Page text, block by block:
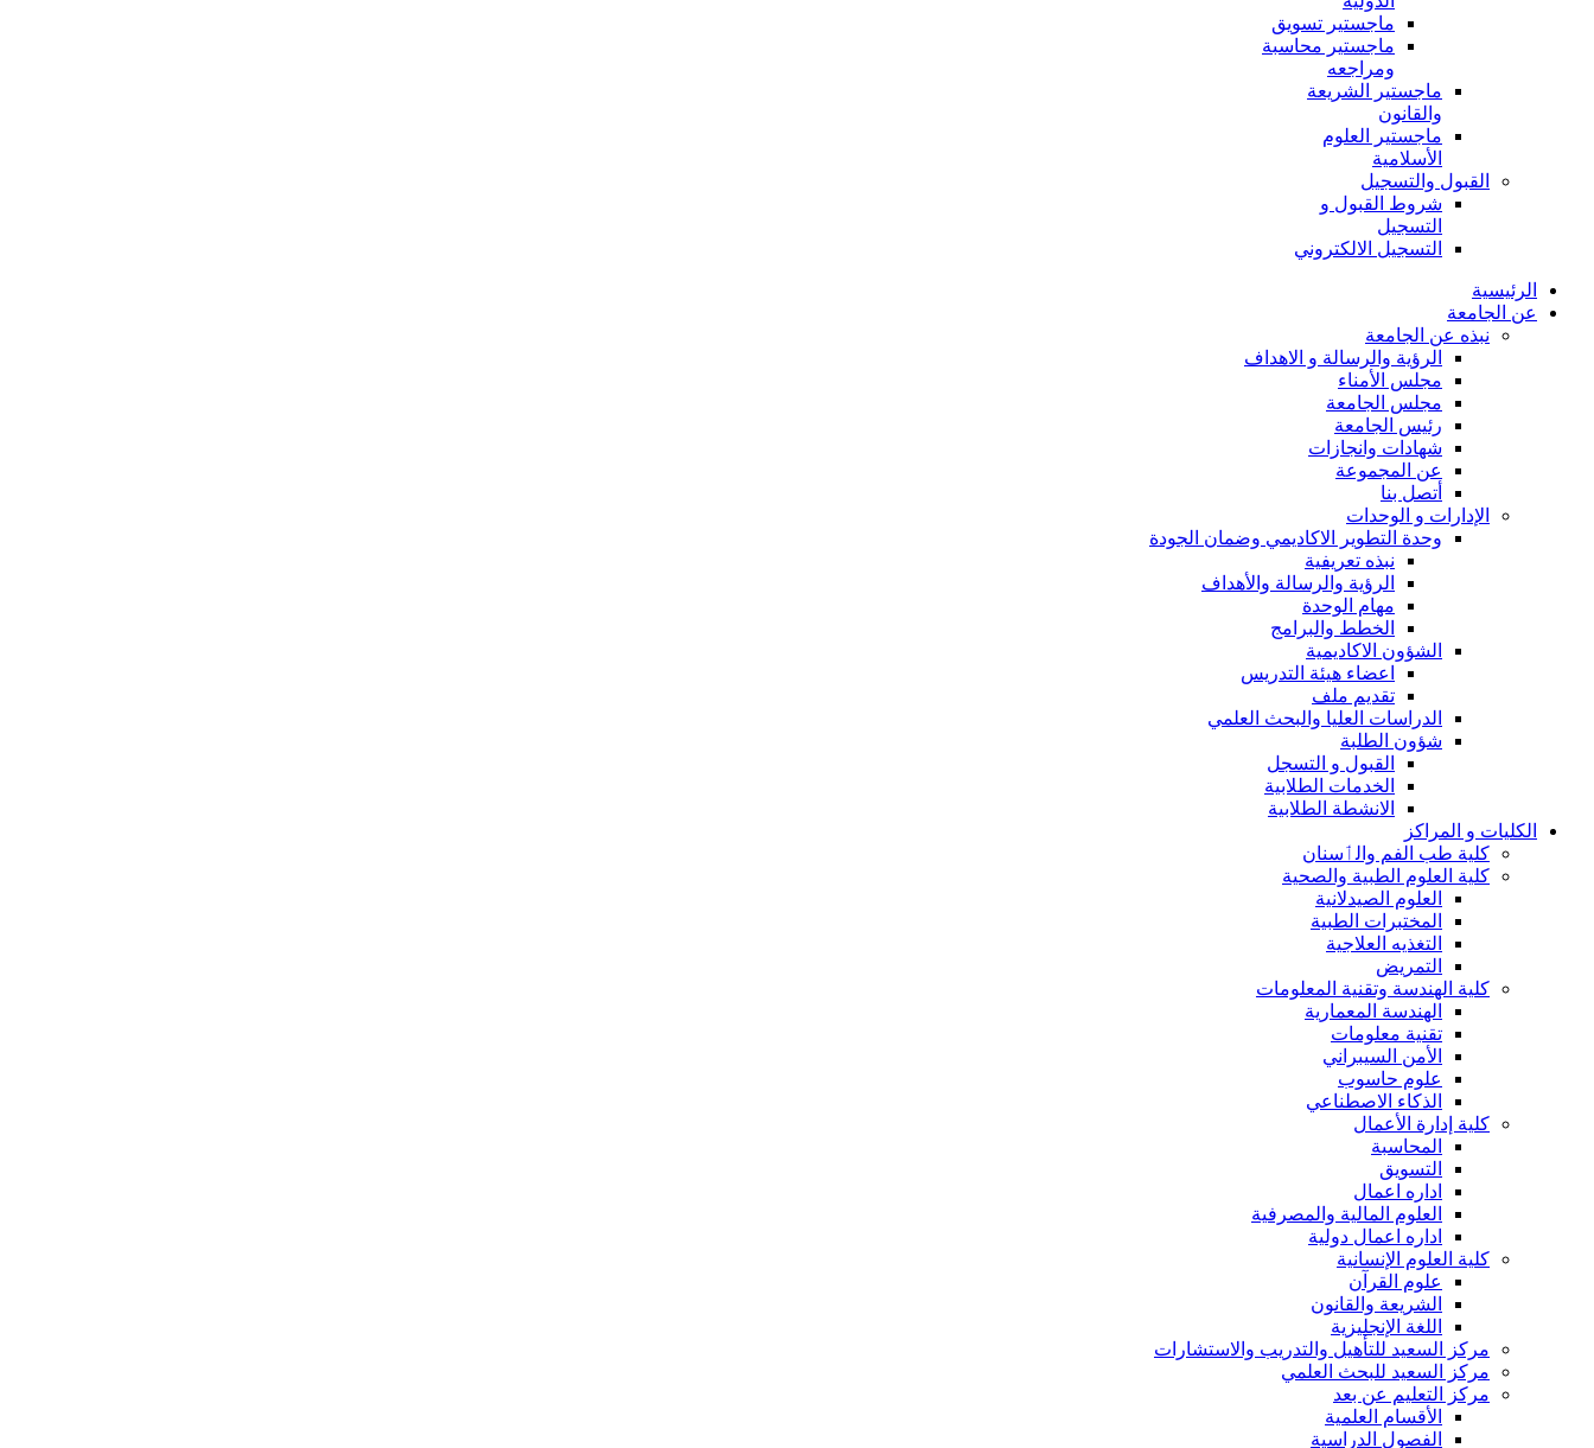
ماجستير تسويق
ماجستير محاسبة
ومراجعه
ماجستير الشريعة
والقانون
ماجستير العلوم
الأسلامية
القبول والتسجيل
شروط القبول و
التسجيل
التسجيل الالكتروني
الرئيسية
عن الجامعة
نبذه عن الجامعة
الرؤية والرسالة و الاهداف
مجلس الأمناء
مجلس الجامعة
رئيس الجامعة
شهادات وانجازات
عن المجموعة
أتصل بنا
الإدارات و الوحدات
وحدة التطوير الاكاديمي وضمان الجودة
نبذه تعريفية
الرؤية والرسالة والأهداف
مهام الوحدة
الخطط والبرامج
الشؤون الاكاديمية
اعضاء هيئة التدريس
تقديم ملف
الدراسات العليا والبحث العلمي
شؤون الطلبة
القبول و التسجل
الخدمات الطلابية
الانشطة الطلابية
الكليات و المراكز
كلية طب الفم والٲسنان
كلية العلوم الطبية والصحية
العلوم الصيدلانية
المختبرات الطبية
التغذيه العلاجية
التمريض
كلية الهندسة وتقنية المعلومات
الهندسة المعمارية
تقنية معلومات
الأمن السيبراني
علوم حاسوب
الذكاء الاصطناعي
كلية إدارة الأعمال
المحاسبة
التسويق
اداره اعمال
العلوم المالية والمصرفية
اداره اعمال دولية
كلية العلوم الإنسانية
علوم القرآن
الشريعة والقانون
اللغة الإنجليزية
مركز السعيد للتأهيل والتدريب والاستشارات
مركز السعيد للبحث العلمي
مركز التعليم عن بعد
الأقسام العلمية
الفصول الدراسية